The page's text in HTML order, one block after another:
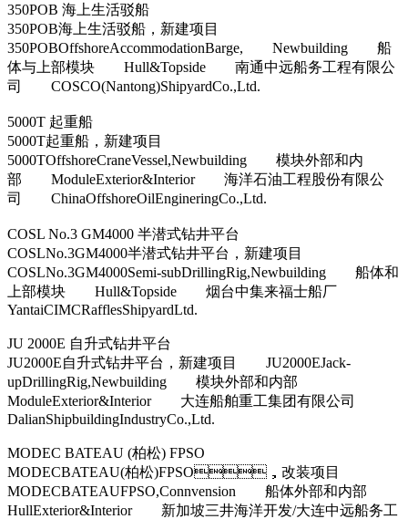
350POB 海上生活驳船
350POB海上生活驳船，新建项目
350POBOffshoreAccommodationBarge, Newbuilding 船
体与上部模块 Hull&Topside 南通中远船务工程有限公
司 COSCO(Nantong)ShipyardCo.,Ltd.
5000T 起重船
5000T起重船，新建项目
5000TOffshoreCraneVessel,Newbuilding 模块外部和内
部 ModuleExterior&Interior 海洋石油工程股份有限公
司 ChinaOffshoreOilEngineringCo.,Ltd.
COSL No.3 GM4000 半潜式钻井平台
COSLNo.3GM4000半潜式钻井平台，新建项目
COSLNo.3GM4000Semi-subDrillingRig,Newbuilding 船体和
上部模块 Hull&Topside 烟台中集来福士船厂
YantaiCIMCRafflesShipyardLtd.
JU 2000E 自升式钻井平台
JU2000E自升式钻井平台，新建项目 JU2000EJack-
upDrillingRig,Newbuilding 模块外部和内部
ModuleExterior&Interior 大连船舶重工集团有限公司
DalianShipbuildingIndustryCo.,Ltd.
MODEC BATEAU (柏松) FPSO
MODECBATEAU(柏松)FPSO，改装项目
MODECBATEAUFPSO,Connvension 船体外部和内部
HullExterior&Interior 新加坡三井海洋开发/大连中远船务工